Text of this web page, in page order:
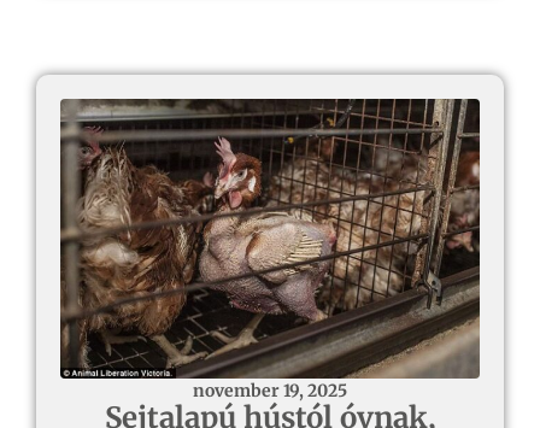
november 19, 2025
Sejtalapú hústól óvnak,